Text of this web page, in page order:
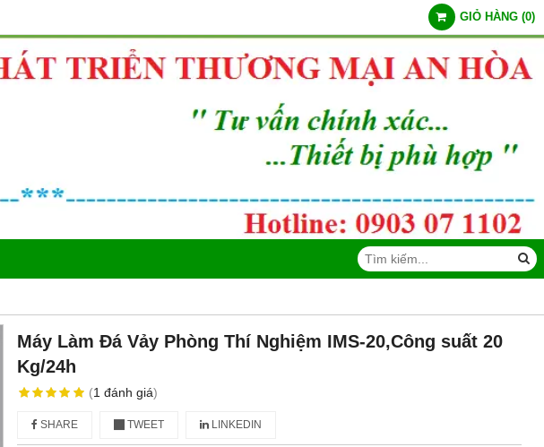
GIỎ HÀNG (0)
Máy Làm Đá Vảy Phòng Thí Nghiệm IMS-20,Công suất 20
Kg/24h
(1đánh giá)
SHARE TWEET LINKEDIN